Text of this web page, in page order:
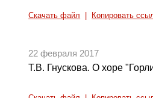
Скачать файл Копировать
22 февраля 2017
Т.В. Гнускова. О хоре